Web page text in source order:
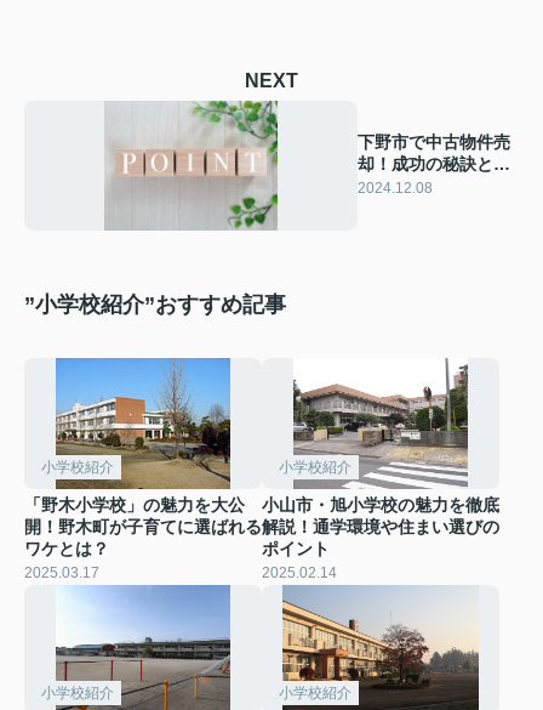
NEXT
下野市で中古物件売
却！成功の秘訣と注
意点とは
2024.12.08
”小学校紹介”おすすめ記事
小学校紹介
「野木小学校」の魅力を大公
開！野木町が子育てに選ばれる
ワケとは？
2025.03.17
小学校紹介
小山市・旭小学校の魅力を徹底
解説！通学環境や住まい選びの
ポイント
2025.02.14
小学校紹介 小学校紹介